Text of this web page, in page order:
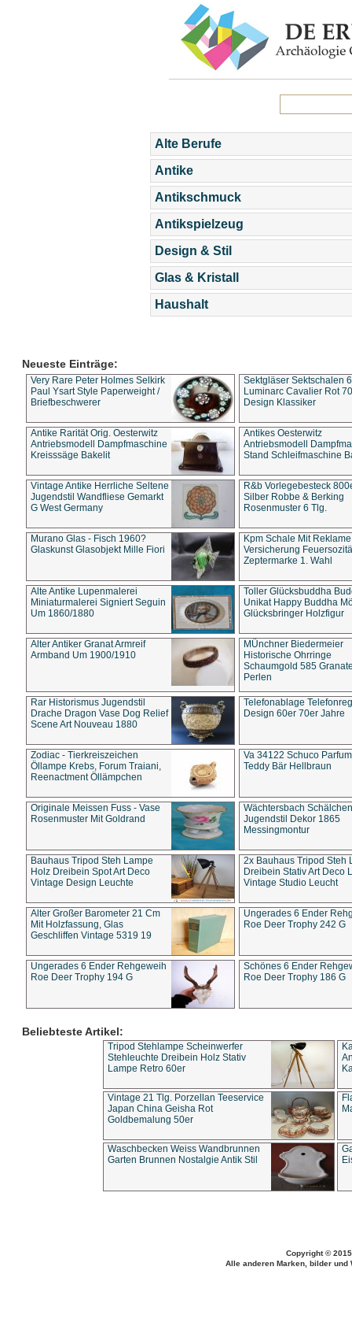
Alte Berufe
Antike
Antikschmuck
Antikspielzeug
Design & Stil
Glas & Kristall
Haushalt
Neueste Einträge:
Very Rare Peter Holmes Selkirk
Paul Ysart Style Paperweight /
Briefbeschwerer
Sektgläser Sektschalen
Luminarc Cavalier Rot
Design Klassiker
Antike Rarität Orig. Oesterwitz
Antriebsmodell Dampfmaschine
Kreisssäge Bakelit
Antikes Oesterwitz
Antriebsmodell
Stand Schleifmaschine
Vintage Antike Herrliche Seltene
Jugendstil Wandfliese Gemarkt
G West Germany
R&b Vorlegebesteck
Silber Robbe & Berking
Rosenmuster 6 Tlg.
Murano Glas - Fisch 1960?
Glaskunst Glasobjekt Mille Fiori
Kpm Schale Mit Reklame
Versicherung
Zeptermarke 1. Wahl
Alte Antike Lupenmalerei
Miniaturmalerei Signiert Seguin
Um 1860/1880
Toller Glücksbuddha
Unikat Happy Buddha
Glücksbringer Holzfigur
Alter Antiker Granat Armreif
Armband Um 1900/1910
MÜnchner Biedermeier
Historische Ohrringe
Schaumgold 585
Perlen
Rar Historismus Jugendstil
Drache Dragon Vase Dog Relief
Scene Art Nouveau 1880
Telefonablage
Design 60er 70er Jahre
Zodiac - Tierkreiszeichen
Öllampe Krebs, Forum Traiani,
Reenactment Öllämpchen
Va 34122 Schuco
Teddy Bär Hellbraun
Originale Meissen Fuss - Vase
Rosenmuster Mit Goldrand
Wächtersbach Schälchen
Jugendstil Dekor 1865
Messingmontur
Bauhaus Tripod Steh Lampe
Holz Dreibein Spot Art Deco
Vintage Design Leuchte
2x Bauhaus Tripod Steh
Dreibein Stativ Art Deco
Vintage Studio Leucht
Alter Großer Barometer 21 Cm
Mit Holzfassung, Glas
Geschliffen Vintage 5319 19
Ungerades 6 Ender
Roe Deer Trophy 242 G
Ungerades 6 Ender Rehgeweih
Roe Deer Trophy 194 G
Schönes 6 Ender
Roe Deer Trophy 186 G
Beliebteste Artikel:
Tripod Stehlampe Scheinwerfer
Stehleuchte Dreibein Holz Stativ
Lampe Retro 60er
Vintage 21 Tlg. Porzellan Teeservice
Japan China Geisha Rot
Goldbemalung 50er
Waschbecken Weiss Wandbrunnen
Garten Brunnen Nostalgie Antik Stil
Copyright ©
Alle anderen Marken, bilder und